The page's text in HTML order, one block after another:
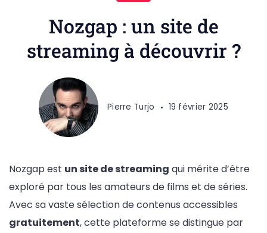
Nozgap : un site de
streaming à découvrir ?
Pierre Turjo 19 février 2025
Nozgap est un site de streaming qui mérite d’être
exploré par tous les amateurs de films et de séries.
Avec sa vaste sélection de contenus accessibles
gratuitement, cette plateforme se distingue par